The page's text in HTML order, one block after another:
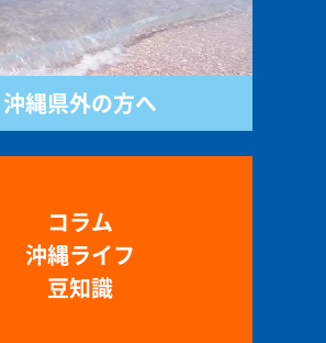
沖縄県外の方へ
コラム
沖縄ライフ
豆知識